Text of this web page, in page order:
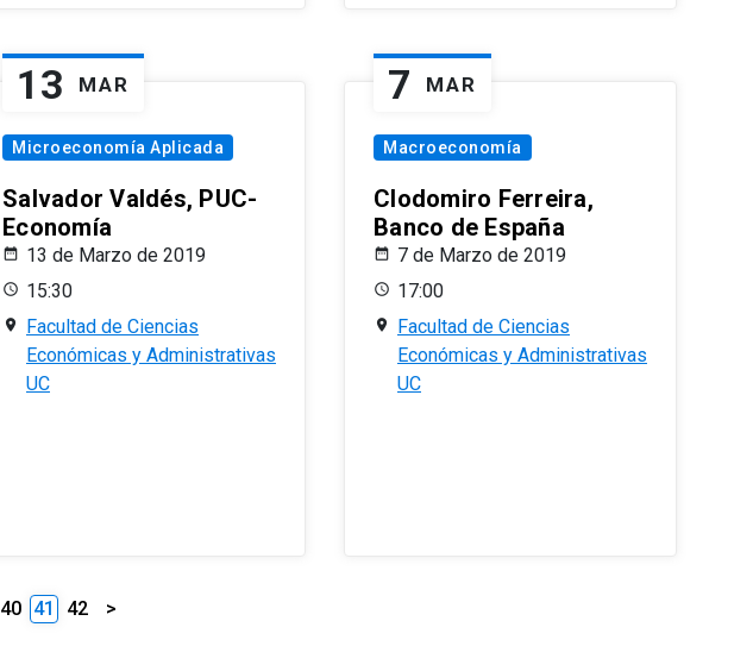
13 MAR
Microeconomía Aplicada
Salvador Valdés, PUC-
Economía
13 de Marzo de 2019
15:30
Facultad de Ciencias
Económicas y Administrativas
UC
7 MAR
Macroeconomía
Clodomiro Ferreira,
Banco de España
7 de Marzo de 2019
17:00
Facultad de Ciencias
Económicas y Administrativas
UC
40 41 42 >